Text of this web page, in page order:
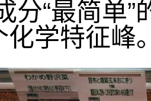
分“最简单
化学特征峰